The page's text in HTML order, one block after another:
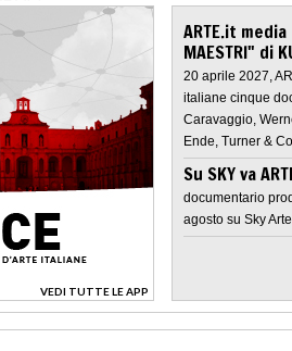
VEDI TUTTE LE APP
>
ARTE.it
MAESTRI" di
20 aprile 2027,
italiane cinque
Caravaggio,
Ende, Turner &
Su SKY va
documentario
agosto su Sky Arte